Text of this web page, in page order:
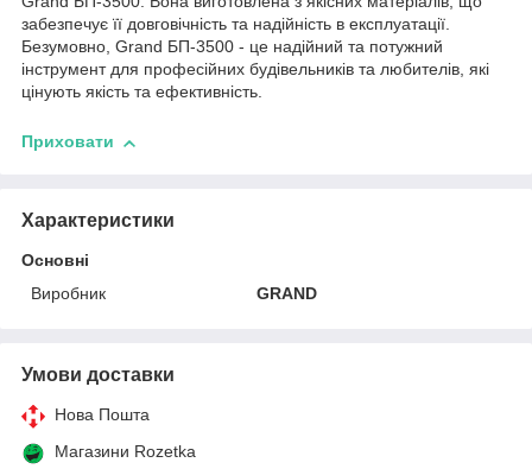
забезпечує її довговічність та надійність в експлуатації.
Безумовно, Grand БП-3500 - це надійний та потужний
інструмент для професійних будівельників та любителів, які
цінують якість та ефективність.
Приховати
Характеристики
Основні
Виробник
GRAND
Умови доставки
Нова Пошта
Магазини Rozetka